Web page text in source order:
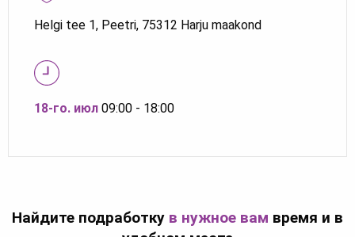
Helgi tee 1, Peetri, 75312 Harju maakond
18-го. июл 09:00 - 18:00
Найдите подработку в нужное вам время и в